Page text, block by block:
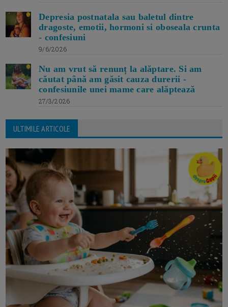
Depresia postnatala sau baletul dintre
dragoste, emotii, hormoni si oboseala crunta
- confesiuni
9/6/2026
Nu am vrut să renunț la alăptare. Si am
căutat până am găsit cauza durerii -
confesiunile unei mame care alăptează
27/3/2026
ULTIMILE ARTICOLE